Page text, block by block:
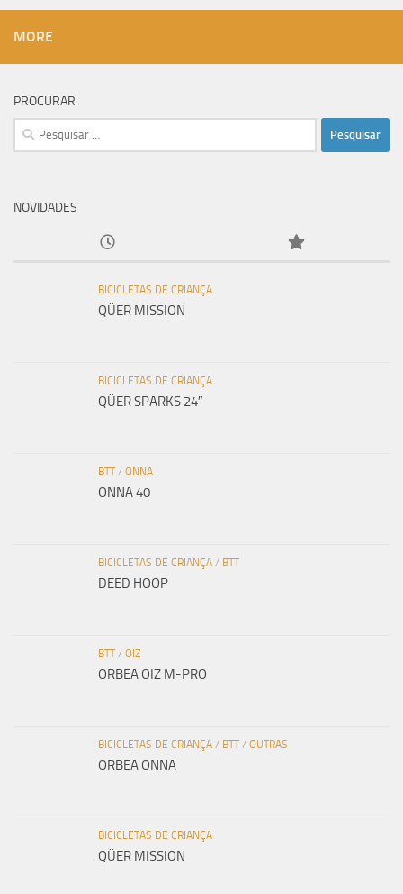
MORE
PROCURAR
Pesquisar
por:
NOVIDADES
BICICLETAS DE CRIANÇA
QÜER MISSION
BICICLETAS DE CRIANÇA
QÜER SPARKS 24″
BTT/ ONNA
ONNA 40
BICICLETAS DE CRIANÇA / BTT
DEED HOOP
BTT/ OIZ
ORBEA OIZ M-PRO
BICICLETAS DE CRIANÇA / BTT/ OUTRAS
ORBEA ONNA
BICICLETAS DE CRIANÇA
QÜER MISSION